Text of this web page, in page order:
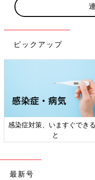
ピックアップ
感染症対策、いますぐでき
と
最新号